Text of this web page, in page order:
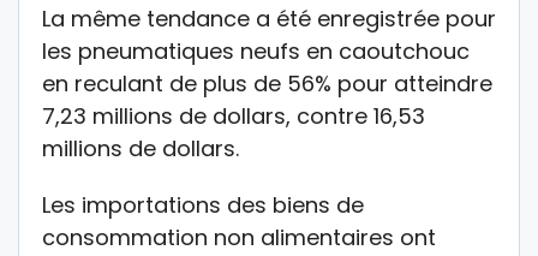
La même tendance a été enregistrée pour
les pneumatiques neufs en caoutchouc
en reculant de plus de 56% pour atteindre
7,23 millions de dollars, contre 16,53
millions de dollars.
Les importations des biens de
consommation non alimentaires ont